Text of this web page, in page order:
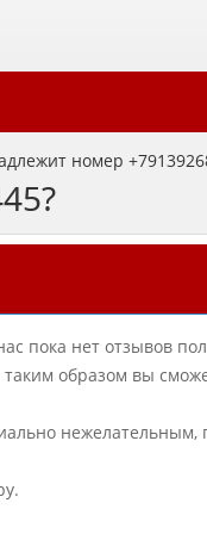
номер
пока нет отзывов
образом вы
нежелательным,